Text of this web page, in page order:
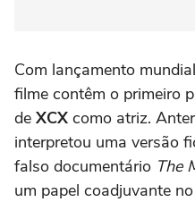
Com lançamento
filme contêm o primeiro
de XCX como atriz.
interpretou uma versão
falso documentário The
um papel coadjuvante